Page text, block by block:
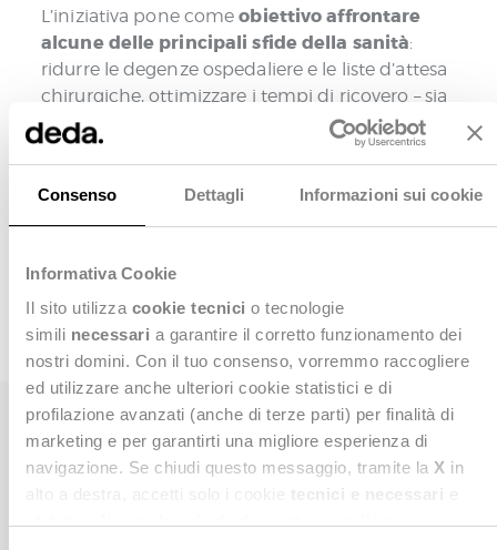
Consenso Dettagli Informazioni sui cookie
Informativa Cookie
Il sito utilizza cookie tecnici o tecnologie
simili necessari a garantire il corretto funzionamento dei
nostri domini. Con il tuo consenso, vorremmo raccogliere
ed utilizzare anche ulteriori cookie statistici e di
profilazione avanzati (anche di terze parti) per finalità di
marketing e per garantirti una migliore esperienza di
navigazione. Se chiudi questo messaggio, tramite la X in
L’iniziativa pone comeobiettivo affrontare
alcune delle principali sfide della sanità:
ridurre le degenze ospedaliere e le liste d’attesa
chirurgiche, ottimizzare i tempi di ricovero – sia
programmati che urgenti – e migliorare il
coordinamento tra ospedali e strutture
supporto dell’intelligenza artificiale per analisi
più approfondite.
Vai al sito di progetto
Noi di Deda Next abbiamo partecipato attivamente
al progetto con la c
ostruzione di un modello per
l’identificazione e la raccolta delle informazioni